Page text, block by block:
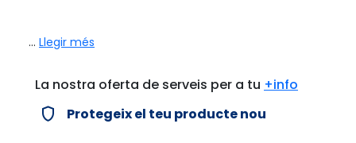
... Llegir més
La nostra oferta de serveis per a tu +info
verified_user Protegeix el teu producte nou